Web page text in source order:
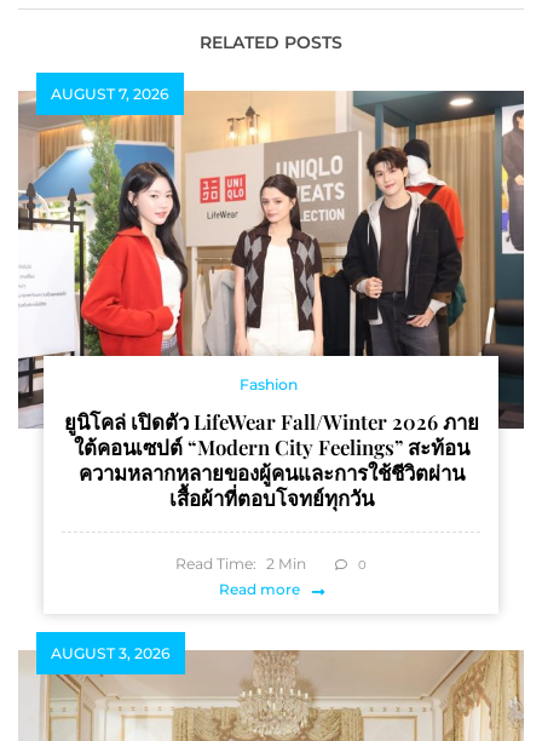
สร้างรายได้ผ่าน
แพลตฟอร์มสะสมกว่า
มอบของขวัญสุดพิเศษให้
ลูกค้าผ่านการสร้าง
ประสบการณ์ที่ดี ชัวร์ตั้งเเต่
RELATED POSTS
AUGUST 7, 2026
Fashion
ยูนิโคล่ เปิดตัว LifeWear Fall/Winter 2026 ภาย
ใต้คอนเซปต์ “Modern City Feelings” สะท้อน
ความหลากหลายของผู้คนและการใช้ชีวิตผ่าน
เสื้อผ้าที่ตอบโจทย์ทุกวัน
Read Time: 2 Min 0
Read more
AUGUST 3, 2026